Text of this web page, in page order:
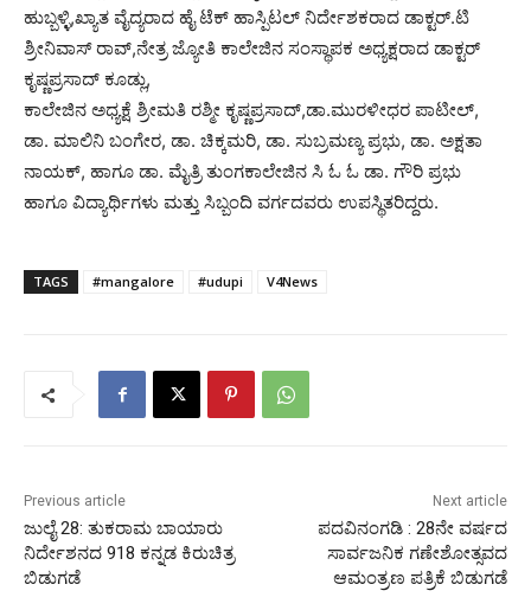
ಹುಬ್ಬಳ್ಳಿ,ಖ್ಯಾತ ವೈದ್ಯರಾದ ಹೈ ಟೆಕ್ ಹಾಸ್ಪಿಟಲ್ ನಿರ್ದೇಶಕರಾದ ಡಾಕ್ಟರ್.ಟಿ
ಶ್ರೀನಿವಾಸ್ ರಾವ್,ನೇತ್ರ ಜ್ಯೋತಿ ಕಾಲೇಜಿನ ಸಂಸ್ಥಾಪಕ ಅಧ್ಯಕ್ಷರಾದ ಡಾಕ್ಟರ್
ಕೃಷ್ಣಪ್ರಸಾದ್ ಕೂಡ್ಲು,
ಕಾಲೇಜಿನ ಅಧ್ಯಕ್ಷೆ ಶ್ರೀಮತಿ ರಶ್ಮೀ ಕೃಷ್ಣಪ್ರಸಾದ್,ಡಾ.ಮುರಳೀಧರ ಪಾಟೀಲ್,
ಡಾ. ಮಾಲಿನಿ ಬಂಗೇರ, ಡಾ. ಚಿಕ್ಕಮರಿ, ಡಾ. ಸುಬ್ರಮಣ್ಯ ಪ್ರಭು, ಡಾ. ಅಕ್ಷತಾ
ನಾಯಕ್, ಹಾಗೂ ಡಾ. ಮೈತ್ರಿ ತುಂಗಕಾಲೇಜಿನ ಸಿ ಓ ಓ ಡಾ. ಗೌರಿ ಪ್ರಭು
ಹಾಗೂ ವಿದ್ಯಾರ್ಥಿಗಳು ಮತ್ತು ಸಿಬ್ಬಂದಿ ವರ್ಗದವರು ಉಪಸ್ಥಿತರಿದ್ದರು.
TAGS #mangalore #udupi V4News
Previous article
ಜುಲೈ 28: ತುಕರಾಮ ಬಾಯಾರು
ನಿರ್ದೇಶನದ 918 ಕನ್ನಡ ಕಿರುಚಿತ್ರ
ಬಿಡುಗಡೆ
Next article
ಪದವಿನಂಗಡಿ : 28ನೇ ವರ್ಷದ
ಸಾರ್ವಜನಿಕ ಗಣೇಶೋತ್ಸವದ
ಆಮಂತ್ರಣ ಪತ್ರಿಕೆ ಬಿಡುಗಡೆ